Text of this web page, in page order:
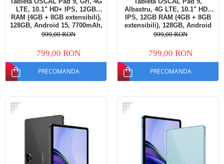
LTE, 10.1" HD+ IPS, 12GB
RAM (4GB + 8GB extensibili),
128GB, Android 15, 7700mAh,
Dual SIM
999,00 RON
799,00 RON
PRECOMANDA
Albastru, 4G LTE, 10.1" HD+
IPS, 12GB RAM (4GB + 8GB
extensibili), 128GB, Android
15, 7700mAh, Dual SIM
999,00 RON
799,00 RON
PRECOMANDA
-35% -35%